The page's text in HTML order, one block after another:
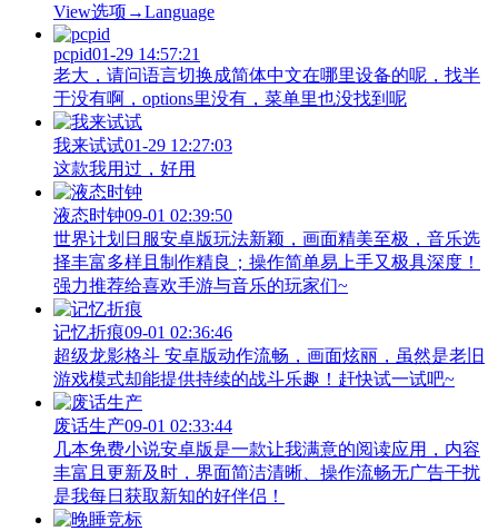
View‌选项→Language
pcpid01-29 14:57:21
老大，请问语言切换成简体中文在哪里设备的呢，找半
于没有啊，options里没有，菜单里也没找到呢
我来试试01-29 12:27:03
这款我用过，好用
液态时钟09-01 02:39:50
世界计划日服安卓版玩法新颖，画面精美至极，音乐选
择丰富多样且制作精良；操作简单易上手又极具深度！
强力推荐给喜欢手游与音乐的玩家们~
记忆折痕09-01 02:36:46
超级龙影格斗 安卓版动作流畅，画面炫丽，虽然是老旧
游戏模式却能提供持续的战斗乐趣！赶快试一试吧~
废话生产09-01 02:33:44
几本免费小说安卓版是一款让我满意的阅读应用，内容
丰富且更新及时，界面简洁清晰、操作流畅无广告干扰
是我每日获取新知的好伴侣！